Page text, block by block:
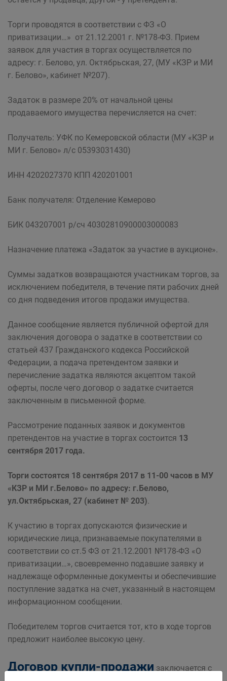
Торги проводятся в соответствии с ФЗ «О
приватизации…» от 21.12.2001 г. №178-ФЗ. Прием
заявок для участия в торгах осуществляется по
адресу: г. Белово, ул. Октябрьская, 27, (МУ «КЗР и МИ
г. Белово», кабинет №207).
Задаток в размере 20% от начальной цены
продаваемого имущества перечисляется на счет:
Получатель: УФК по Кемеровской области (МУ «КЗР и
МИ г. Белово» л/с 05393031430)
ИНН 4202027370 КПП 420201001
Банк получателя: Отделение Кемерово
БИК 043207001 р/сч 40302810900003000083
Назначение платежа «Задаток за участие в аукционе».
Суммы задатков возвращаются участникам торгов, за
исключением победителя, в течение пяти рабочих дней
со дня подведения итогов продажи имущества.
Данное сообщение является публичной офертой для
заключения договора о задатке в соответствии со
статьей 437 Гражданского кодекса Российской
Федерации, а подача претендентом заявки и
перечисление задатка являются акцептом такой
оферты, после чего договор о задатке считается
заключенным в письменной форме.
Рассмотрение поданных заявок и документов
претендентов на участие в торгах состоится 13
сентября 2017 года.
Торги состоятся 18 сентября 2017 в 11-00 часов в МУ
«КЗР и МИ г.Белово» по адресу: г.Белово,
ул.Октябрьская, 27 (кабинет № 203).
К участию в торгах допускаются физические и
юридические лица, признаваемые покупателями в
соответствии со ст.5 ФЗ от 21.12.2001 №178-ФЗ «О
приватизации…», своевременно подавшие заявку и
надлежаще оформленные документы и обеспечившие
поступление задатка на счет, указанный в настоящем
информационном сообщении.
Победителем торгов считается тот, кто в ходе торгов
предложит наиболее высокую цену.
Договор купли-продажизаключается с